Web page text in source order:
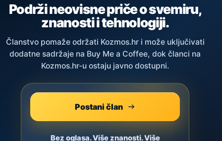
Podrži neovisne priče o svemiru,
znanosti i tehnologiji.
Članstvo pomaže održati Kozmos.hr i može uključivati
dodatne sadržaje na Buy Me a Coffee, dok članci na
Kozmos.hr-u ostaju javno dostupni.
Postani član
Bez oglasa. Više znanosti. Više